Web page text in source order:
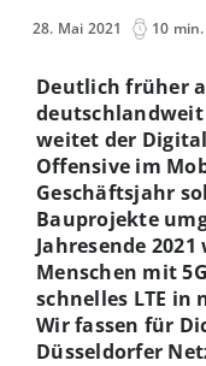
28. Mai 2021 10 min.
Deutlich früher
weitet der
Offensive im
Geschäftsjahr
Bauprojekte
Jahresende
Menschen mit
schnelles LTE in
Wir fassen für
Düsseldorfer